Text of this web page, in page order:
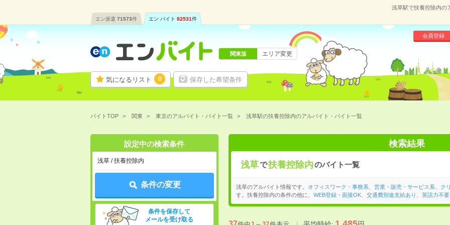
浅草駅で扶養控除内の
エン派遣 71573件 エン バイト 82531件
気になるリスト 0 保存した希望条件
会員登録
関東版 エリア変更
バイトTOP 関東 東京のアルバイト・バイト一覧 浅草駅の扶養控除内のアルバイト・バイト一覧
設定中の検索条件
浅草 / 扶養控除内
条件の変更
条件を保存して
メールを受け取る
検索結果
浅草で扶養控除内のバイト一覧
浅草のアルバイト情報です。 オフィスワーク・事務系 営業・販売・サービス系
ク
す。扶養控除内の条件の他に、 WEB登録・面接OK、 交通費別途支給あり 英語力不要